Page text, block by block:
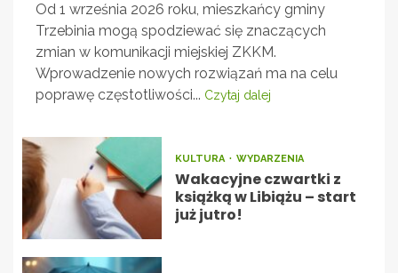
Od 1 września 2026 roku, mieszkańcy gminy
Trzebinia mogą spodziewać się znaczących
zmian w komunikacji miejskiej ZKKM.
Wprowadzenie nowych rozwiązań ma na celu
poprawę częstotliwości... Czytaj dalej
KULTURA WYDARZENIA
Wakacyjne czwartki z
książką w Libiążu – start
już jutro!